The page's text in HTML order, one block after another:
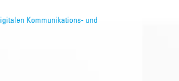
Kommunikations- und